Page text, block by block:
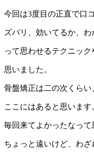
今回は3度目の正直で口
ズバリ、効いてるか、
って思わせるテクニッ
思いました。
骨盤矯正は二の次くら
ここにはあると思います
毎回来てよかったなって
ちょっと遠いけど、わざ